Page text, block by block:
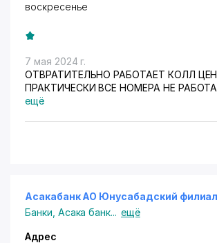
воскресенье
7 мая 2024 г.
ОТВРАТИТЕЛЬНО РАБОТАЕТ КОЛЛ
ПРАКТИЧЕСКИ ВСЕ НОМЕРА НЕ
НА ОТВЕТЕ ПОСТОЯННО НОМЕР ДВА
ещё
Асакабанк АО Юнусабадский филиал
Банки Асака банк... ещё
Адрес